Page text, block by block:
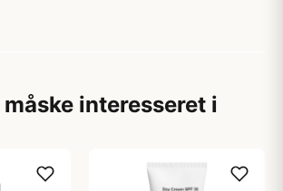
måske interesseret i